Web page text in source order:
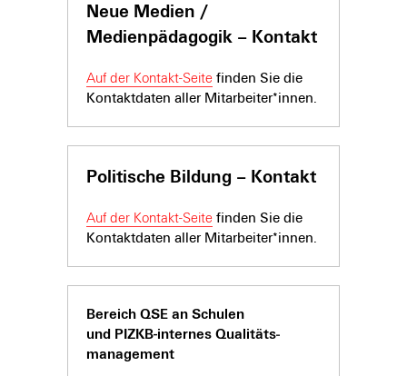
Neue Medien /
Medienpädagogik – Kontakt
Auf der Kontakt-Seite finden Sie die
Kontaktdaten aller Mitarbeiter*innen.
Politische Bildung – Kontakt
Auf der Kontakt-Seite finden Sie die
Kontaktdaten aller Mitarbeiter*innen.
Bereich QSE an Schulen
und PIZKB-internes Qualitäts­­­­
manage­ment